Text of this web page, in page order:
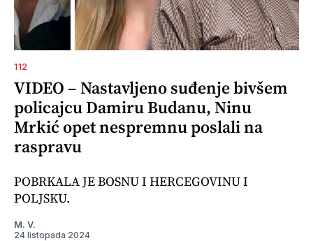
112
VIDEO – Nastavljeno suđenje bivšem
policajcu Damiru Budanu, Ninu
Mrkić opet nespremnu poslali na
raspravu
POBRKALA JE BOSNU I HERCEGOVINU I
POLJSKU.
M. V.
24 listopada 2024